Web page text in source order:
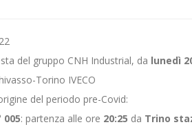
del gruppo CNH Industrial, da lunedì
Torino IVECO
del periodo pre-Covid:
005: partenza alle ore 20:25 da Trino